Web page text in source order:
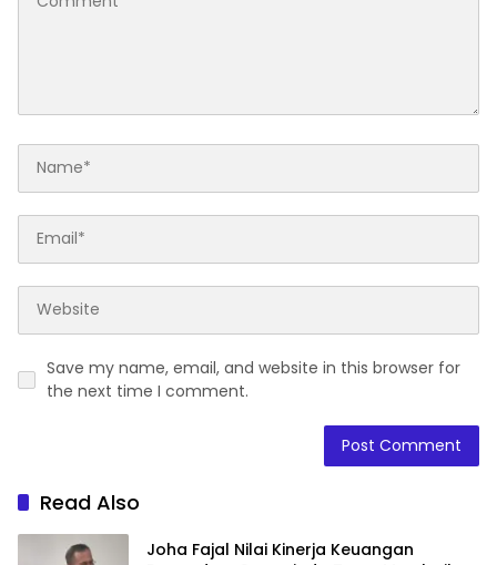
Save my name, email, and website in this browser for
the next time I comment.
Read Also
Joha Fajal Nilai Kinerja Keuangan